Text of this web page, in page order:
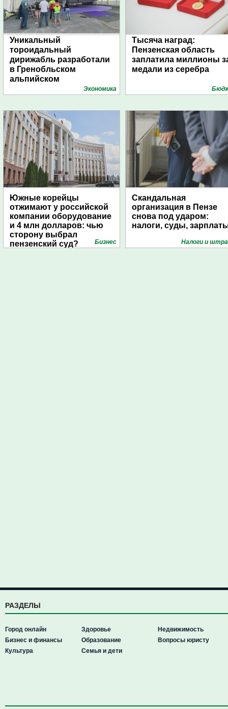
Уникальный
тороидальный
дирижабль разработали
в Гренобльском
альпийском
Экономика
Тысяча наград:
Пензенская область
заплатила миллионы
медали из серебра
Южные корейцы
отжимают у российской
компании оборудование
и 4 млн долларов: чью
сторону выбрал
пензенский суд?
Бизнес
Скандальная
организация в Пензе
снова под ударом:
налоги, суды,
Налоги и
РАЗДЕЛЫ
Город онлайн
Бизнес и финансы
Культура
Здоровье
Образование
Семья и дети
Недвижимость
Вопросы юристу